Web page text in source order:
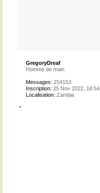
GregoryDreaf
Homme de main
Messages: 254153
Inscription: 25 Nov 2022, 18:54
Localisation: Zambia